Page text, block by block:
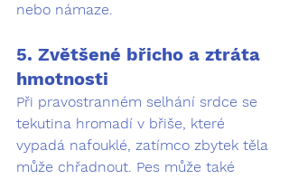
nebo námaze.
5. Zvětšené břicho a ztráta
hmotnosti
Při pravostranném selhání srdce se
tekutina hromadí v břiše, které
vypadá nafouklé, zatímco zbytek těla
může chřadnout. Pes může také